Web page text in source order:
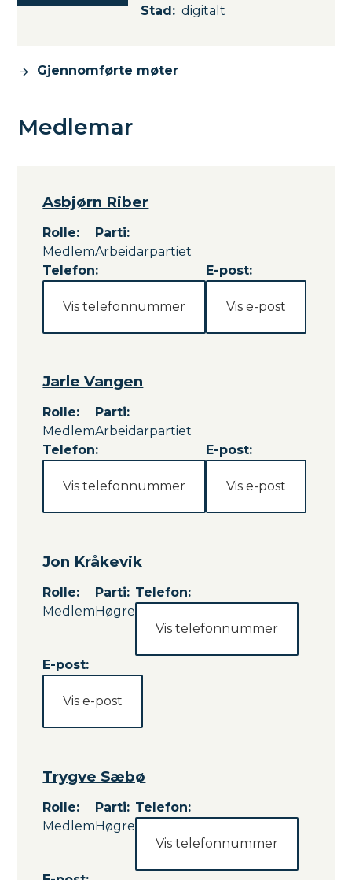
2
Stad
digitalt
Gjennomførte møter
Medlemar
Asbjørn Riber
Rolle:
Medlem
Parti:
Arbeidarpartiet
Telefon:
Vis telefonnummer
E-post:
Vis e-post
Jarle Vangen
Rolle:
Medlem
Parti:
Arbeidarpartiet
Telefon:
Vis telefonnummer
E-post:
Vis e-post
Jon Kråkevik
Rolle:
Medlem
Parti:
Høgre
Telefon:
Vis telefonnummer
E-post:
Vis e-post
Trygve Sæbø
Rolle:
Medlem
Parti:
Høgre
Telefon:
Vis telefonnummer